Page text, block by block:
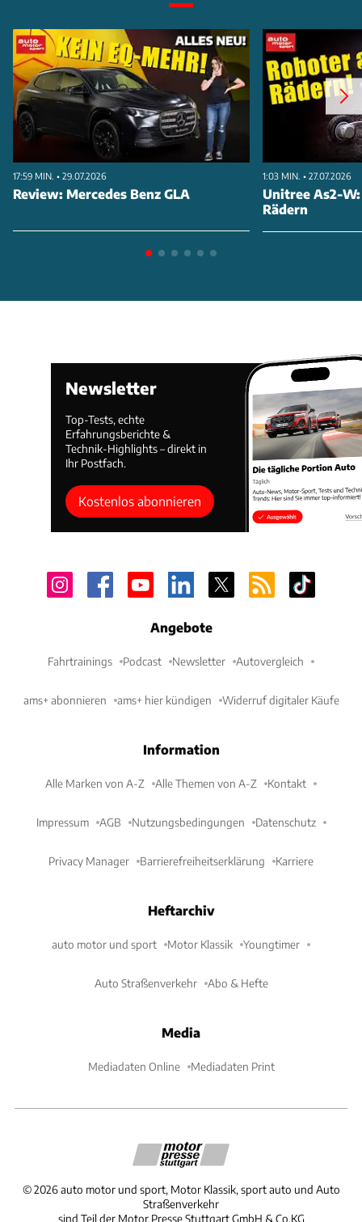
17:59 MIN. • 29.07.2026
Review: Mercedes Benz GLA
1:03 MIN. • 27.07.2026
Unitree As2-
Rädern
Newsletter
Top-Tests, echte
Erfahrungsberichte &
Technik-Highlights – direkt in
Ihr Postfach.
Kostenlos abonnieren
Angebote
Fahrtrainings Podcast Newsletter Autovergleich
ams+ abonnieren ams+ hier kündigen Widerruf digitaler Käufe
Information
Alle Marken von A-Z Alle Themen von A-Z Kontakt
Impressum AGB Nutzungsbedingungen Datenschutz
Privacy Manager Barrierefreiheitserklärung Karriere
Heftarchiv
auto motor und sport Motor Klassik Youngtimer
Auto Straßenverkehr Abo & Hefte
Media
Mediadaten Online Mediadaten Print
©2026 auto motor und sport, Motor Klassik, sport auto und Auto
Straßenverkehr
sind Teil der Motor Presse Stuttgart GmbH & Co.KG